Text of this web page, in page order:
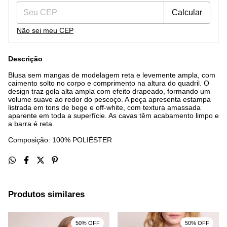
Calcular
Não sei meu CEP
Descrição
Blusa sem mangas de modelagem reta e levemente ampla, com
caimento solto no corpo e comprimento na altura do quadril. O
design traz gola alta ampla com efeito drapeado, formando um
volume suave ao redor do pescoço. A peça apresenta estampa
listrada em tons de bege e off-white, com textura amassada
aparente em toda a superfície. As cavas têm acabamento limpo e
a barra é reta.
Composição: 100% POLIÉSTER
Produtos similares
50% OFF 50% OFF